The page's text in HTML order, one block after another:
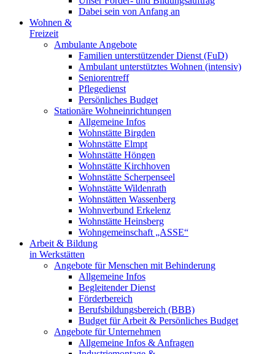
Dabei sein von Anfang an
Wohnen &
Freizeit
Ambulante Angebote
Familien unterstützender Dienst (FuD)
Ambulant unterstütztes Wohnen (intensiv)
Seniorentreff
Pflegedienst
Persönliches Budget
Stationäre Wohneinrichtungen
Allgemeine Infos
Wohnstätte Birgden
Wohnstätte Elmpt
Wohnstätte Höngen
Wohnstätte Kirchhoven
Wohnstätte Scherpenseel
Wohnstätte Wildenrath
Wohnstätten Wassenberg
Wohnverbund Erkelenz
Wohnstätte Heinsberg
Wohngemeinschaft „ASSE“
Arbeit & Bildung
in Werkstätten
Angebote für Menschen mit Behinderung
Allgemeine Infos
Begleitender Dienst
Förderbereich
Berufsbildungsbereich (BBB)
Budget für Arbeit & Persönliches Budget
Angebote für Unternehmen
Allgemeine Infos & Anfragen